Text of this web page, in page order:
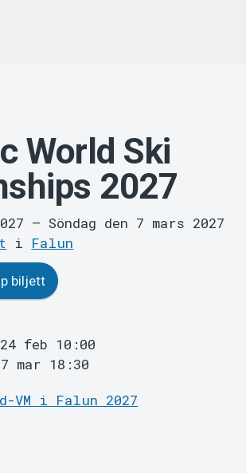
World Ski
2027
– Söndag den 7 mars 2027
i Falun
biljett
feb 10:00
mar 18:30
VM i Falun 2027